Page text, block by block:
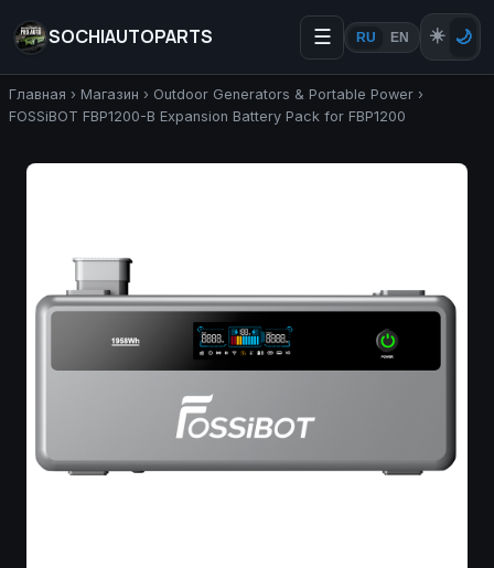
SOCHIAUTOPARTS ☰ RU EN ☀️ 🌙
Главная › Магазин › Outdoor Generators & Portable Power ›
FOSSiBOT FBP1200-B Expansion Battery Pack for FBP1200